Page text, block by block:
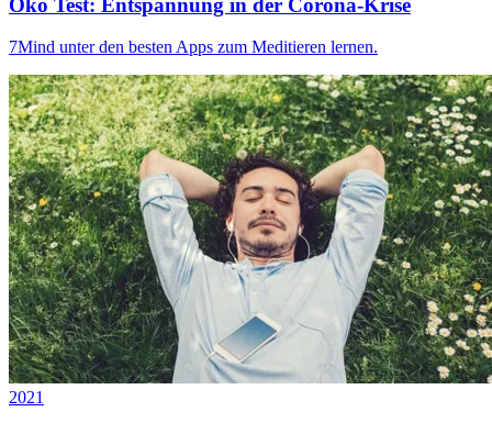
7Mind unter den besten Apps zum Meditieren lernen.
2021